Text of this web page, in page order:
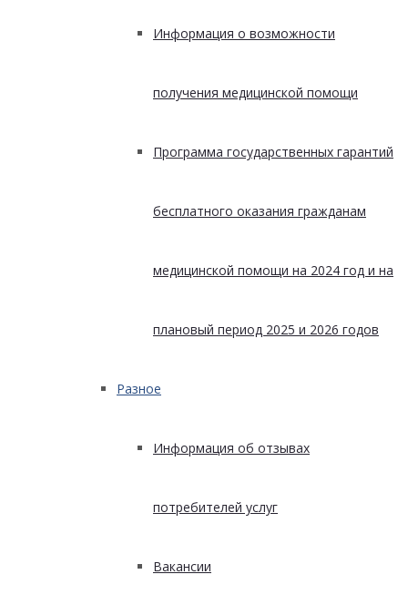
Информация о возможности
получения медицинской помощи
Программа государственных гарантий
бесплатного оказания гражданам
медицинской помощи на 2024 год и на
плановый период 2025 и 2026 годов
Разное
Информация об отзывах
потребителей услуг
Вакансии